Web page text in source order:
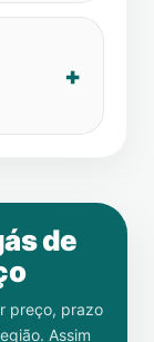
de
preço, prazo
Assim